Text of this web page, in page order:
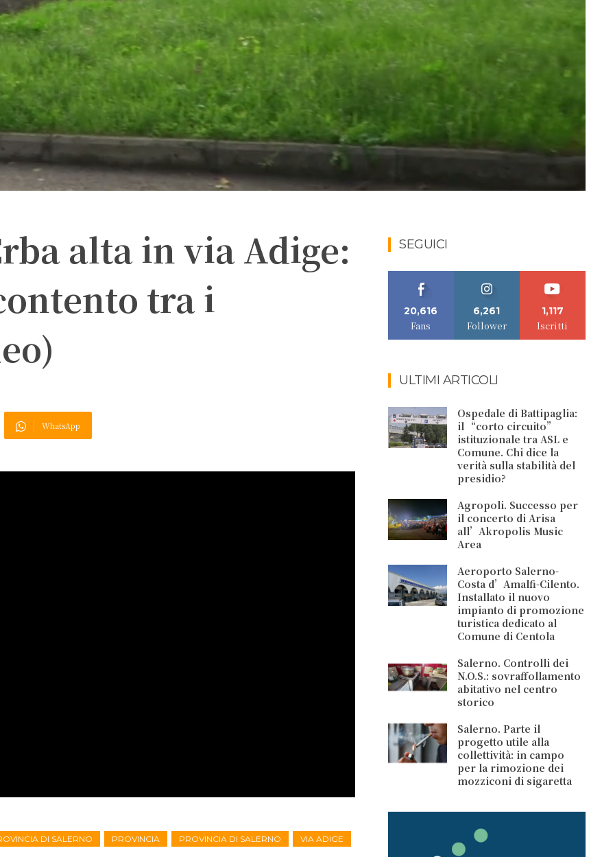
alta in via Adige:
tra i
WhatsApp
DI SALERNO PROVINCIA PROVINCIA DI SALERNO VIA ADIGE
SEGUICI
20,616
Fans
6,261
Follower
1,117
Iscritti
ULTIMI ARTICOLI
Ospedale di Battipaglia:
il “corto circuito”
istituzionale tra ASL e
Comune. Chi dice la
verità sulla stabilità del
presidio?
Agropoli. Successo per
il concerto di Arisa
all’Akropolis Music
Area
Aeroporto Salerno-
Costa d’Amalfi-Cilento.
Installato il nuovo
impianto di promozione
turistica dedicato al
Comune di Centola
Salerno. Controlli dei
N.O.S.: sovraffollamento
abitativo nel centro
storico
Salerno. Parte il
progetto utile alla
collettività: in campo
per la rimozione dei
mozziconi di sigaretta